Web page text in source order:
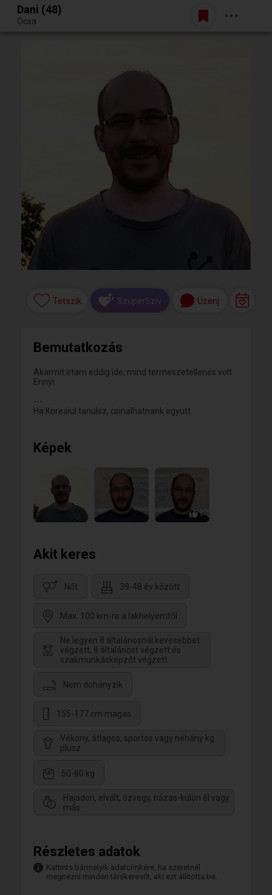
Egy jó randiból bármi lehet.
Belépés
Dani (48)
Ócsa
Tetszik SzuperSzív Üzenj
Bemutatkozás
Akarmit irtam eddig ide, mind termeszetellenes volt.
Ennyi.
---
Ha Koreaiul tanulsz, csinalhatnank egyutt.
Képek
1
Akit keres
Nőt 39-48 év között
Max. 100 km-re a lakhelyemtől
Ne legyen 8 általánosnál kevesebbet
végzett, 8 általánost végzett és
szakmunkásképzőt végzett
Nem dohányzik
155-177 cm magas
Vékony, átlagos, sportos vagy néhány kg
plusz
50-80 kg
Hajadon, elvált, özvegy, házas-külön él vagy
más
Részletes adatok
Kattints bármelyik adatcímkére, ha szeretnél
megnézni minden társkeresőt, aki ezt állította be.